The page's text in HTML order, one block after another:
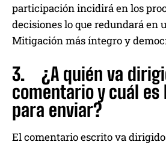
participación incidirá en los
decisiones lo que redundará en
Mitigación más íntegro y
3. ¿A quién va
comentario y cuál
para enviar?
El comentario escrito va